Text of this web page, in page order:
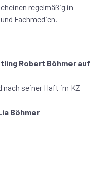
regelmäßig in
Fachmedien.
Robert Böhmer auf
nach seiner Haft im KZ
Böhmer